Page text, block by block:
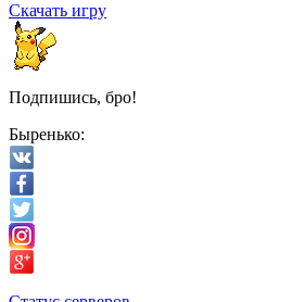
Скачать игру
Подпишись, бро!
Быренько: